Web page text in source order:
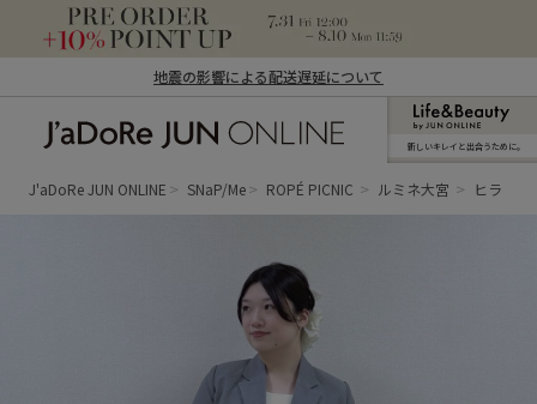
地震の影響による配送遅延について
ン オンライン）
新しいキレイと出合うために。
J'aDoRe JUN ONLINE SNaP/Me ROPÉ PICNIC ルミネ大宮 ヒラ